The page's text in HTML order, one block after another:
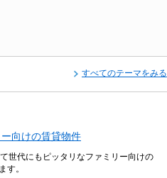
すべてのテーマをみる
向けの賃貸物件
世代にもピッタリなファミリー向けの
す。